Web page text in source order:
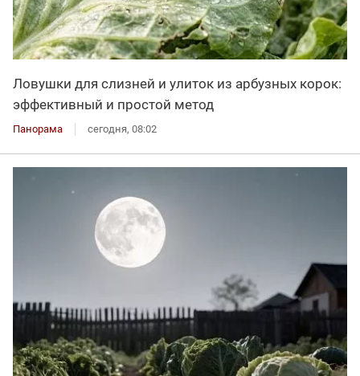
Ловушки для слизней и улиток из арбузных корок:
эффективный и простой метод
Панорама сегодня, 08:02